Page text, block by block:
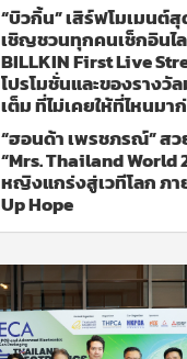
“บิวกิ้น” เสิร์ฟโมเมนต์
เชิญชวนทุกคนเช็กอินไล
BILLKIN First Live
โปรโมชั่นและของราง
เต็ม ที่ไม่เคยให้ที่ไหนมา
“ฮอนด้า เพรชภรณ์” ส
“Mrs. Thailand World
หญิงแกร่งสู่เวทีโลก ภา
Up Hope